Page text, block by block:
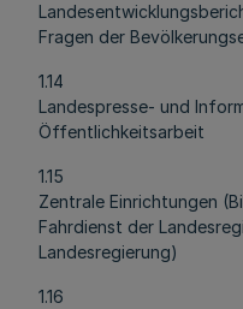
Fragen der
1.14
Landespresse- und
Öffentlichkeitsarbeit
1.15
Zentrale Einrichtungen
Fahrdienst der
Landesregierung)
1.16